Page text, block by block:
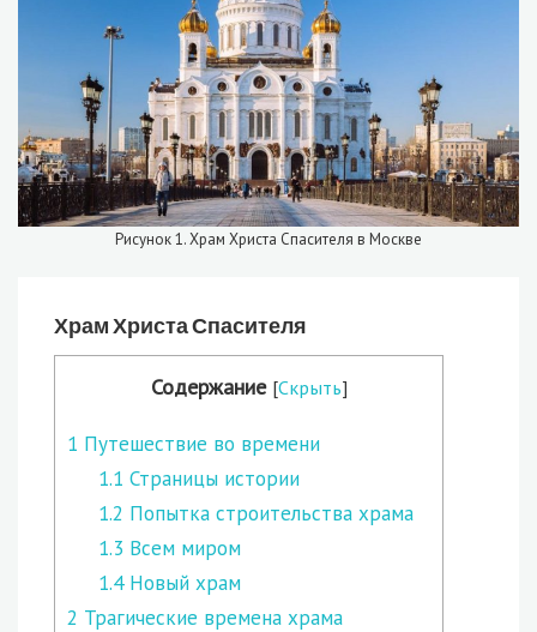
Рисунок 1. Храм Христа Спасителя в Москве
Храм Христа Спасителя
Содержание [Скрыть]
1 Путешествие во времени
1.1 Страницы истории
1.2 Попытка строительства храма
1.3 Всем миром
1.4Новый храм
2 Трагические времена храма